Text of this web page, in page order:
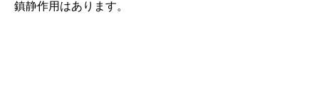
鎮静作用はあります。